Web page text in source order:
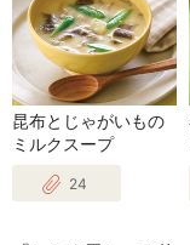
昆布とじゃがいもの
ミルクスープ
24